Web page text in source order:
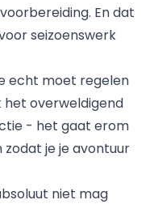
En dat
seizoenswerk
echt moet regelen
overweldigend
- het gaat erom
je je avontuur
niet mag